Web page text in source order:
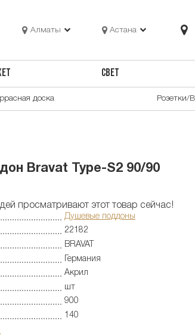
Алматы Астана
СВЕТ
доска Розетки/
Bravat Type-S2 90/90
просматривают этот товар сейчас!
Душевые поддоны
22182
BRAVAT
Германия
Акрил
шт
900
140